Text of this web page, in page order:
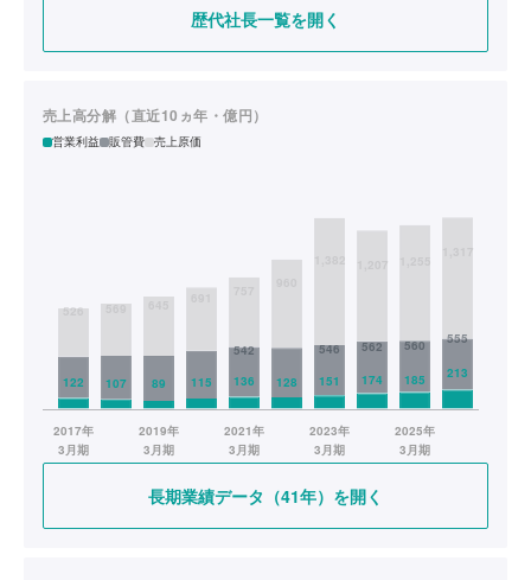
歴代社長一覧を開く
売上高分解（直近10ヵ年・億円）
営業利益 販管費 売上原価
長期業績データ（41年）を開く